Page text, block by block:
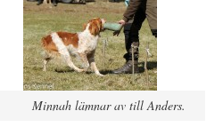
Minnah lämnar av till Anders.